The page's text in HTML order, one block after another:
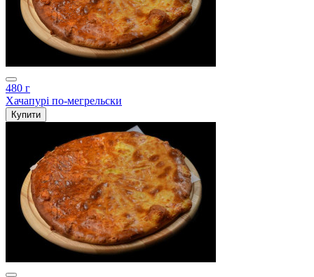
480 г
Хачапурі по-мегрельски
Купити